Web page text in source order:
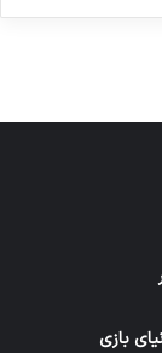
بازی